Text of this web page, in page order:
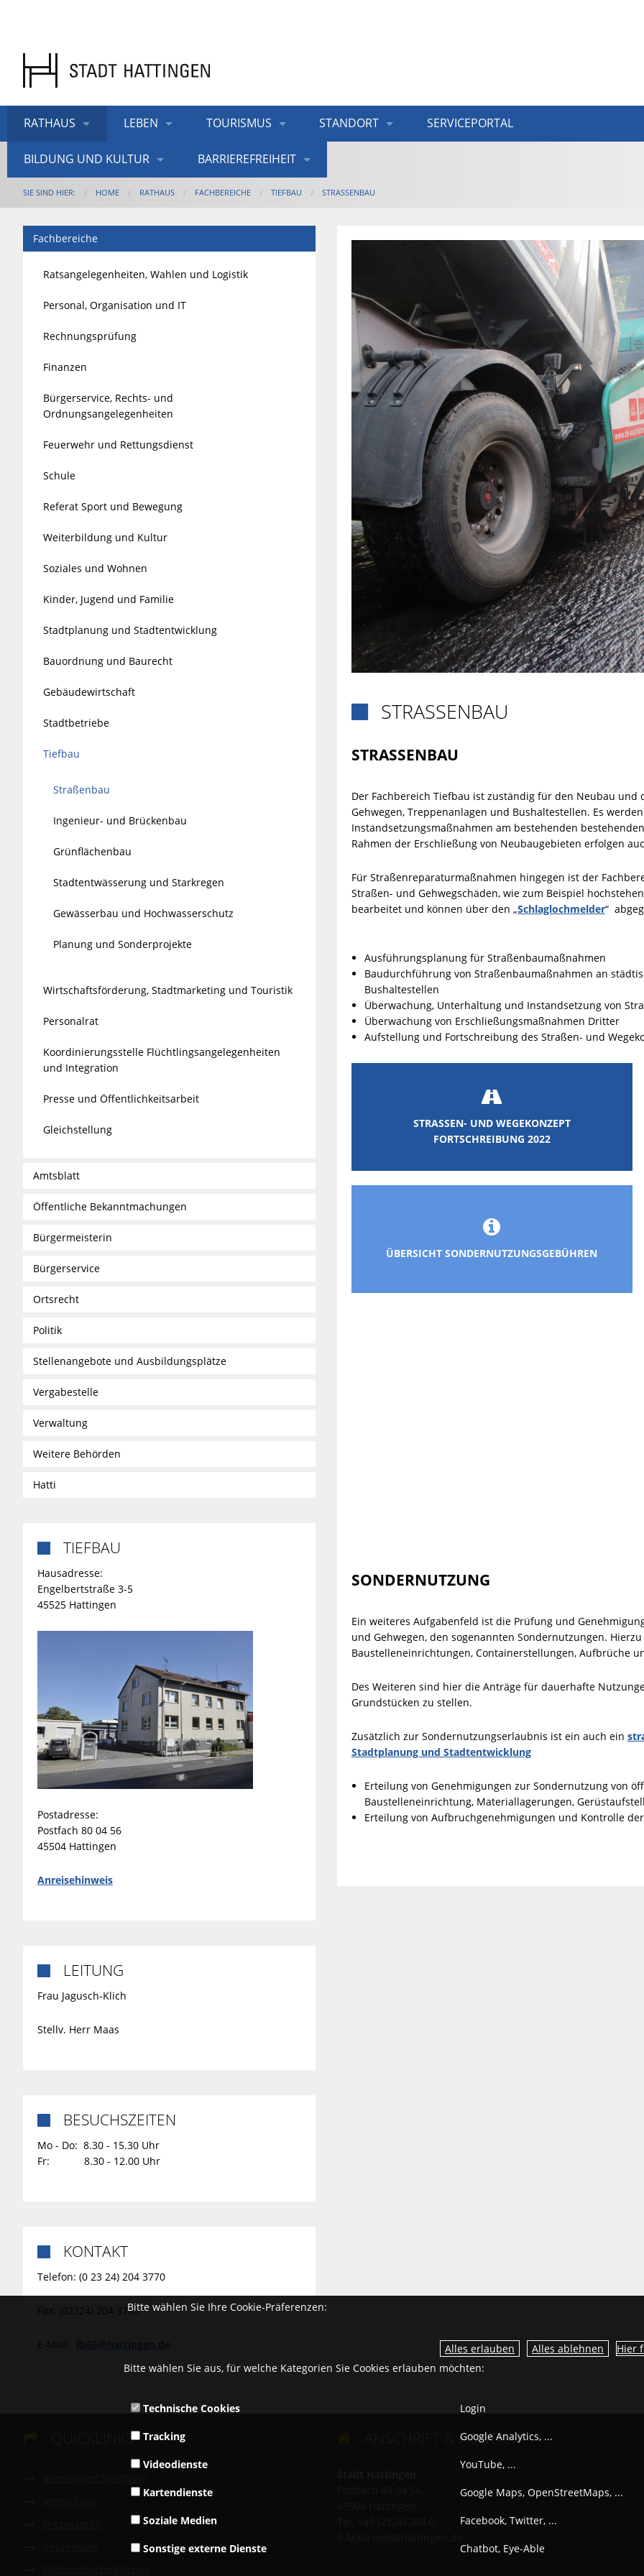
RATHAUS LEBEN TOURISMUS STANDORT SERVICEPORTAL
BILDUNG UND KULTUR BARRIEREFREIHEIT
SIE SIND HIER: HOME RATHAUS FACHBEREICHE TIEFBAU STRASSENBAU
STRASSENBAU
STRASSENBAU
Der Fachbereich Tiefbau ist zuständig für den Neubau und
Gehwegen, Treppenanlagen und Bushaltestellen. Es
Instandsetzungsmaßnahmen am bestehenden
Rahmen der Erschließung von Neubaugebieten erfolgen
Für Straßenreparaturmaßnahmen hingegen ist der
Straßen- und Gehwegschäden, wie zum Beispiel
bearbeitet und können über den „Schlaglochmelder“
Ausführungsplanung für Straßenbaumaßnahmen
Baudurchführung von Straßenbaumaßnahmen an
Bushaltestellen
Überwachung, Unterhaltung und Instandsetzung von
Überwachung von Erschließungsmaßnahmen Dritter
Aufstellung und Fortschreibung des Straßen- und

STRASSEN- UND WEGEKONZEPT
FORTSCHREIBUNG 2022

ÜBERSICHT SONDERNUTZUNGSGEBÜHREN
SONDERNUTZUNG
Ein weiteres Aufgabenfeld ist die Prüfung und
und Gehwegen, den sogenannten Sondernutzungen.
Baustelleneinrichtungen, Containerstellungen, Aufbrüche
Des Weiteren sind hier die Anträge für dauerhafte
Grundstücken zu stellen.
Zusätzlich zur Sondernutzungserlaubnis ist ein auch ein
Stadtplanung und Stadtentwicklung
Erteilung von Genehmigungen zur Sondernutzung von
Baustelleneinrichtung, Materiallagerungen,
Erteilung von Aufbruchgenehmigungen und Kontrolle
Fachbereiche
Ratsangelegenheiten, Wahlen und Logistik
Personal, Organisation und IT
Rechnungsprüfung
Finanzen
Bürgerservice, Rechts- und
Ordnungsangelegenheiten
Feuerwehr und Rettungsdienst
Schule
Referat Sport und Bewegung
Weiterbildung und Kultur
Soziales und Wohnen
Kinder, Jugend und Familie
Stadtplanung und Stadtentwicklung
Bauordnung und Baurecht
Gebäudewirtschaft
Stadtbetriebe
Tiefbau
Straßenbau
Ingenieur- und Brückenbau
Grünflächenbau
Stadtentwässerung und Starkregen
Gewässerbau und Hochwasserschutz
Planung und Sonderprojekte
Wirtschaftsförderung, Stadtmarketing und Touristik
Personalrat
Koordinierungsstelle Flüchtlingsangelegenheiten
und Integration
Presse und Öffentlichkeitsarbeit
Gleichstellung
Amtsblatt
Öffentliche Bekanntmachungen
Bürgermeisterin
Bürgerservice
Ortsrecht
Politik
Stellenangebote und Ausbildungsplätze
Vergabestelle
Verwaltung
Weitere Behörden
Hatti
TIEFBAU
Hausadresse:
Engelbertstraße 3-5
45525 Hattingen
Postadresse:
Postfach 80 04 56
45504 Hattingen
Anreisehinweis
 LEITUNG
Frau Jagusch-Klich
Stellv. Herr Maas
 BESUCHSZEITEN
Mo - Do: 8.30 - 15.30 Uhr
Fr: 8.30 - 12.00 Uhr
 KONTAKT
Telefon: (0 23 24) 204 3770
Fax: (02324) 204 3708
E-Mail:
QUICKLINKS ANSCHRIFT & KONTAKT
Bitte wählen Sie Ihre Cookie-Präferenzen:
Hier
Bitte wählen Sie aus, für welche Kategorien Sie Cookies erlauben möchten:
Technische Cookies Login
Tracking Google Analytics, ...
Videodienste YouTube, ...
Kartendienste Google Maps, OpenStreetMaps, ...
Soziale Medien Facebook, Twitter, ...
Sonstige externe Dienste Chatbot, Eye-Able